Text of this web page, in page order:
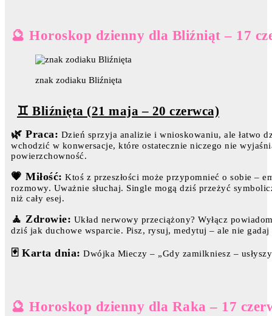
🔮 Horoskop dzienny dla Bliźniąt – 17
znak zodiaku Bliźnięta
♊ Bliźnięta (21 maja – 20 czerwca)
🌿 Praca: Dzień sprzyja analizie i wnioskowaniu, ale łatwo
wchodzić w konwersacje, które ostatecznie niczego nie
powierzchowność.
💗 Miłość: Ktoś z przeszłości może przypomnieć o sobie –
rozmowy. Uważnie słuchaj. Single mogą dziś przeżyć
niż cały esej.
🧘 Zdrowie: Układ nerwowy przeciążony? Wyłącz
dziś jak duchowe wsparcie. Pisz, rysuj, medytuj – ale nie gadaj
🃏 Karta dnia: Dwójka Mieczy – „Gdy zamilkniesz –
🔮 Horoskop dzienny dla Raka – 17